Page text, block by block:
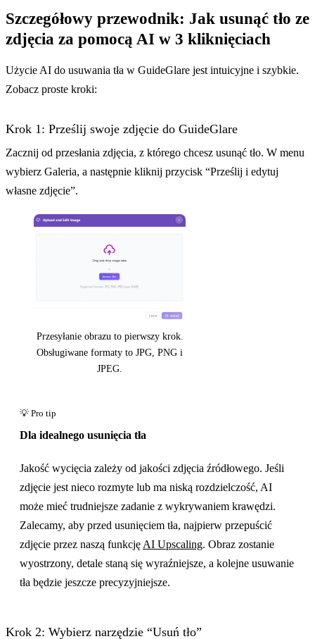
Szczegółowy przewodnik: Jak usunąć tło ze
zdjęcia za pomocą AI w 3 kliknięciach
Użycie AI do usuwania tła w GuideGlare jest intuicyjne i szybkie.
Zobacz proste kroki:
Krok 1: Prześlij swoje zdjęcie do GuideGlare
Zacznij od przesłania zdjęcia, z którego chcesz usunąć tło. W menu
wybierz Galeria, a następnie kliknij przycisk “Prześlij i edytuj
własne zdjęcie”.
Przesyłanie obrazu to pierwszy krok.
Obsługiwane formaty to JPG, PNG i
JPEG.
Dla idealnego usunięcia tła
Jakość wycięcia zależy od jakości zdjęcia źródłowego. Jeśli
zdjęcie jest nieco rozmyte lub ma niską rozdzielczość, AI
może mieć trudniejsze zadanie z wykrywaniem krawędzi.
Zalecamy, aby przed usunięciem tła, najpierw przepuścić
zdjęcie przez naszą funkcję AI Upscaling. Obraz zostanie
wyostrzony, detale staną się wyraźniejsze, a kolejne usuwanie
tła będzie jeszcze precyzyjniejsze.
Krok 2: Wybierz narzędzie “Usuń tło”